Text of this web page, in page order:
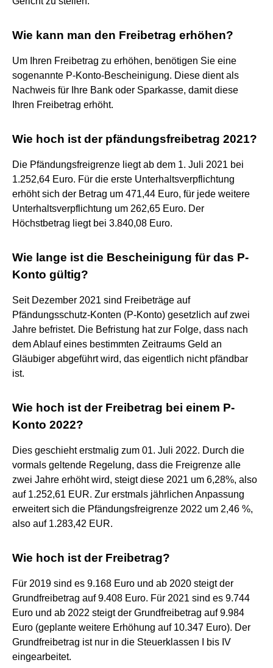
Wie kann man den Freibetrag erhöhen?
Um Ihren Freibetrag zu erhöhen, benötigen Sie eine
sogenannte P-Konto-Bescheinigung. Diese dient als
Nachweis für Ihre Bank oder Sparkasse, damit diese
Ihren Freibetrag erhöht.
Wie hoch ist der pfändungsfreibetrag 2021?
Die Pfändungsfreigrenze liegt ab dem 1. Juli 2021 bei
1.252,64 Euro. Für die erste Unterhaltsverpflichtung
erhöht sich der Betrag um 471,44 Euro, für jede weitere
Unterhaltsverpflichtung um 262,65 Euro. Der
Höchstbetrag liegt bei 3.840,08 Euro.
Wie lange ist die Bescheinigung für das P-
Konto gültig?
Seit Dezember 2021 sind Freibeträge auf
Pfändungsschutz-Konten (P-Konto) gesetzlich auf zwei
Jahre befristet. Die Befristung hat zur Folge, dass nach
dem Ablauf eines bestimmten Zeitraums Geld an
Gläubiger abgeführt wird, das eigentlich nicht pfändbar
ist.
Wie hoch ist der Freibetrag bei einem P-
Konto 2022?
Dies geschieht erstmalig zum 01. Juli 2022. Durch die
vormals geltende Regelung, dass die Freigrenze alle
zwei Jahre erhöht wird, steigt diese 2021 um 6,28%, also
auf 1.252,61 EUR. Zur erstmals jährlichen Anpassung
erweitert sich die Pfändungsfreigrenze 2022 um 2,46 %,
also auf 1.283,42 EUR.
Wie hoch ist der Freibetrag?
Für 2019 sind es 9.168 Euro und ab 2020 steigt der
Grundfreibetrag auf 9.408 Euro. Für 2021 sind es 9.744
Euro und ab 2022 steigt der Grundfreibetrag auf 9.984
Euro (geplante weitere Erhöhung auf 10.347 Euro). Der
Grundfreibetrag ist nur in die Steuerklassen I bis IV
eingearbeitet.